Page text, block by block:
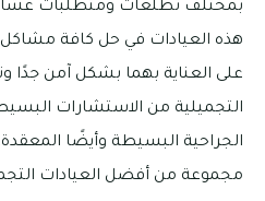
بمختلف تطلعات ومتطلبات
هذه العيادات في حل كافة
على العناية بهما بشكل آمن جدًا
التجميلية من الاستشارات
الجراحية البسيطة وأيضًا
مجموعة من أفضل العيادات